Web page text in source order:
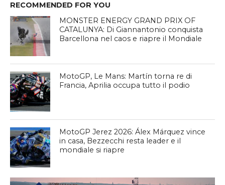
RECOMMENDED FOR YOU
MONSTER ENERGY GRAND PRIX OF
CATALUNYA: Di Giannantonio conquista
Barcellona nel caos e riapre il Mondiale
MotoGP, Le Mans: Martín torna re di
Francia, Aprilia occupa tutto il podio
MotoGP Jerez 2026: Álex Márquez vince
in casa, Bezzecchi resta leader e il
mondiale si riapre